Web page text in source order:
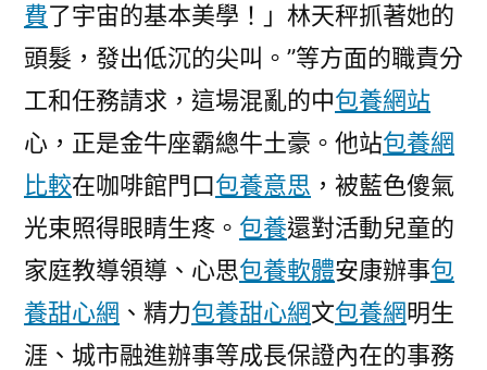
費了宇宙的基本美學！」林天秤抓著她的
頭髮，發出低沉的尖叫。”等方面的職責分
工和任務請求，這場混亂的中包養網站
心，正是金牛座霸總牛土豪。他站包養網
比較在咖啡館門口包養意思 ，被藍色傻氣
光束照得眼睛生疼。 包養還對活動兒童的
家庭教導領導、心思包養軟體安康辦事包
養甜心網 、精力包養甜心網文包養網明生
涯、城市融進辦事等成長保證內在的事務